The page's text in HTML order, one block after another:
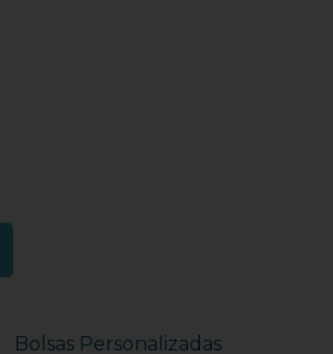
Bolsas Personalizadas